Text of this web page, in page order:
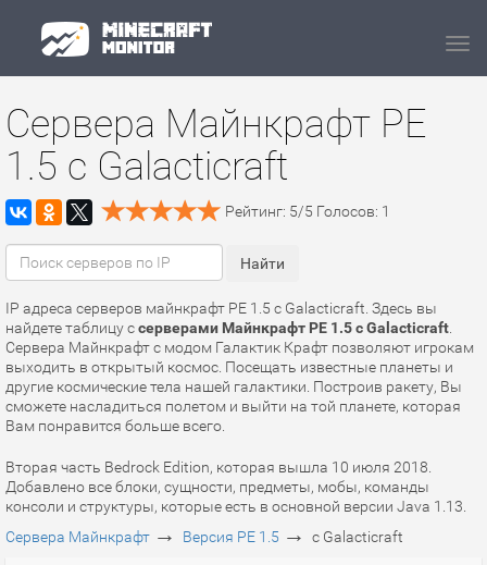
Сервера Майнкрафт PE
1.5 с Galacticraft
Рейтинг: 5/5 Голосов: 1
IP адреса серверов майнкрафт PE 1.5 с Galacticraft. Здесь вы
найдете таблицу ссерверами Майнкрафт PE 1.5 с Galacticraft
Сервера Майнкрафт с модом Галактик Крафт позволяют игрокам
выходить в открытый космос. Посещать известные планеты и
другие космические тела нашей галактики. Построив ракету, Вы
сможете насладиться полетом и выйти на той планете, которая
Вам понравится больше всего.
Вторая часть Bedrock Edition, которая вышла 10 июля 2018.
Добавлено все блоки, сущности, предметы, мобы, команды
консоли и структуры, которые есть в основной версии Java 1.13.
Сервера Майнкрафт → Версия PE 1.5 → с Galacticraft